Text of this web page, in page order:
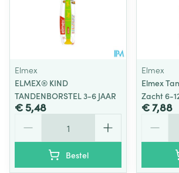
Elmex
ELMEX® KIND
TANDENBORSTEL 3-6 JAAR
€ 5,48
Bestel
Elmex
Elmex
Zacht 6-
€ 7,88